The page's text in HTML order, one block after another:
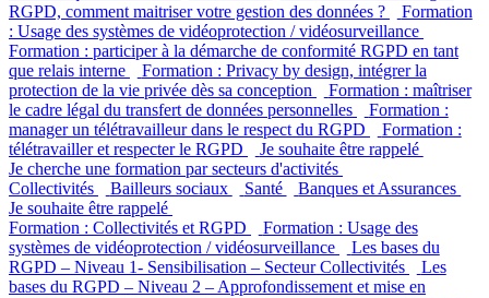
RGPD, comment maitriser votre gestion des données ?
Formation
: Usage des systèmes de vidéoprotection / vidéosurveillance
Formation : participer à la démarche de conformité RGPD en tant
que relais interne
Formation : Privacy by design, intégrer la
protection de la vie privée dès sa conception
Formation : maîtriser
le cadre légal du transfert de données personnelles
Formation :
manager un télétravailleur dans le respect du RGPD
Formation :
télétravailler et respecter le RGPD
Je souhaite être rappelé
Je cherche une formation par secteurs d'activités
Collectivités
Bailleurs sociaux Santé
Banques et Assurances
Je souhaite être rappelé
Formation : Collectivités et RGPD
Formation : Usage des
systèmes de vidéoprotection / vidéosurveillance
Les bases du
RGPD – Niveau 1- Sensibilisation – Secteur Collectivités
Les
bases du RGPD – Niveau 2 – Approfondissement et mise en